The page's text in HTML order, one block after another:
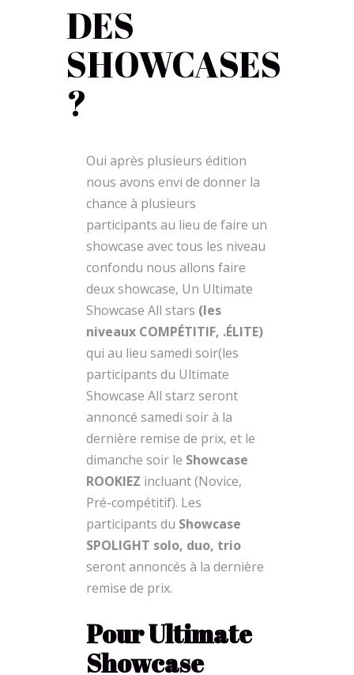
DES
SHOWCASES
?
Oui après plusieurs édition
nous avons envi de donner la
chance à plusieurs
participants au lieu de faire un
showcase avec tous les niveau
confondu nous allons faire
deux showcase, Un Ultimate
Showcase All stars (les
niveaux COMPÉTITIF, .ÉLITE)
qui au lieu samedi soir(les
participants du Ultimate
Showcase All starz seront
annoncé samedi soirà la
dernière remise de prix, et le
dimanche soir le Showcase
ROOKIEZ incluant (Novice,
Pré-compétitif). Les
participants du Showcase
SPOLIGHT solo, duo, trio
seront annoncés à la dernière
remise de prix.
Pour Ultimate
Showcase